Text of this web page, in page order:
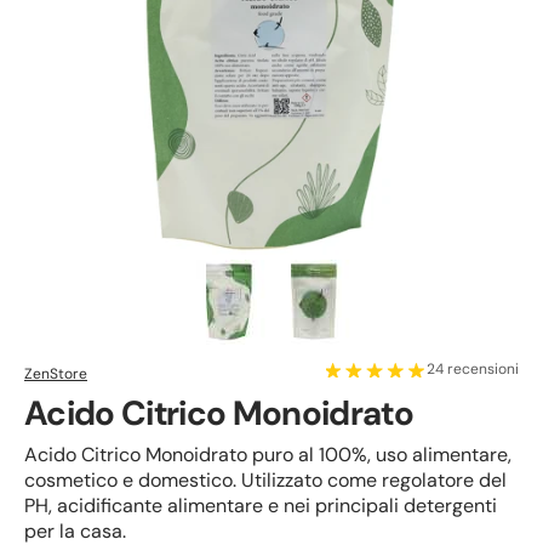
ZenStore 24 recensioni
Acido Citrico Monoidrato
Acido Citrico Monoidrato puro al 100%, uso alimentare,
cosmetico e domestico. Utilizzato come regolatore del
PH, acidificante alimentare e nei principali detergenti
per la casa.